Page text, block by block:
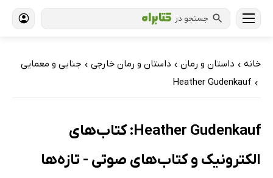
جستجو در
خانه › داستان و رمان › داستان و رمان خارجی › جنایی و معمایی
›
Heather Gudenkauf
Heather Gudenkauf: کتاب‌های
الکترونیک و کتاب‌های صوتی - تازه‌ها